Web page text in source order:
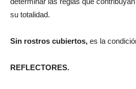
su totalidad.
Sin rostros cubiertos, es la
REFLECTORES.